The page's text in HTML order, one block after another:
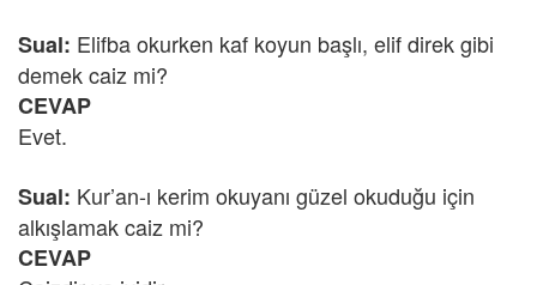
Sual: Elifba okurken kaf koyun başlı, elif direk gibi
demek caiz mi?
CEVAP
Evet.
Sual: Kur’an-ı kerim okuyanı güzel okuduğu için
alkışlamak caiz mi?
CEVAP